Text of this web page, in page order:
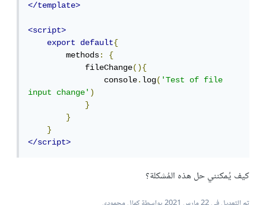
</template>
<script>
export
default{
        methods
:
{
            fileChange
(){
                console
.log('Test of file
input change')
}
}
}
</script>
كيف يُمكنني حل هذه المُشكلة؟